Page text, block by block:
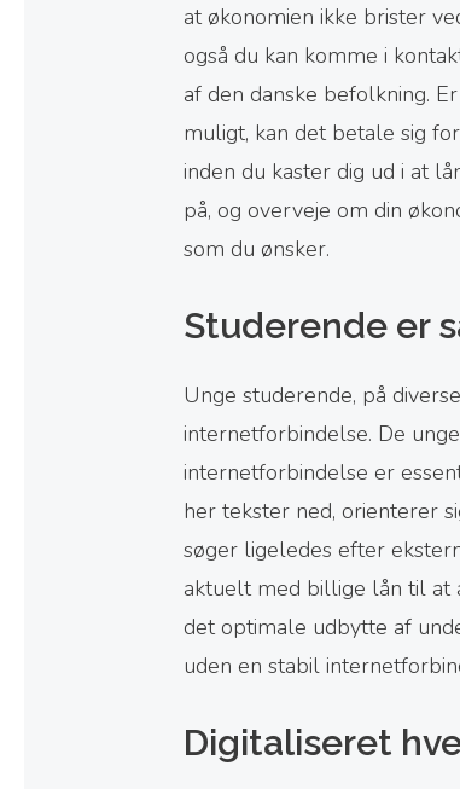
at økonomien ikke brister
også du kan komme i
af den danske befolkning.
muligt, kan det betale sig
inden du kaster dig ud i at
på, og overveje om din
som du ønsker.
Studerende er
Unge studerende, på
internetforbindelse. De
internetforbindelse er
her tekster ned, orienterer
søger ligeledes efter
aktuelt med billige lån til at
det optimale udbytte af
uden en stabil
Digitaliseret